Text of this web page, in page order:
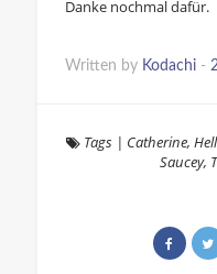
Danke nochmal dafür.
Written by Kodachi -
Tags | Catherine,
Saucey,